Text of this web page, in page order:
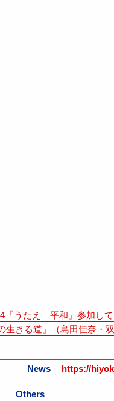
『うたえ 平和』参加して
生きる道』（島田佳奈・
News https://
Others